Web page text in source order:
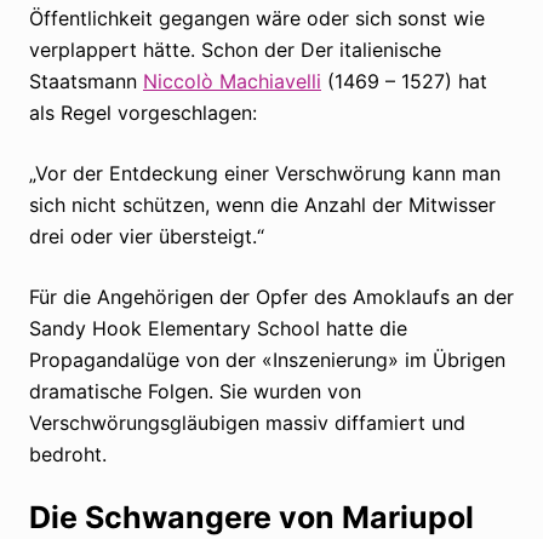
Öffentlichkeit gegangen wäre oder sich sonst wie
verplappert hätte. Schon der Der italienische
Staatsmann Niccolò Machiavelli (1469 – 1527) hat
als Regel vorgeschlagen:
„Vor der Entdeckung einer Verschwörung kann man
sich nicht schützen, wenn die Anzahl der Mitwisser
drei oder vier übersteigt.“
Für die Angehörigen der Opfer des Amoklaufs an der
Sandy Hook Elementary School hatte die
Propagandalüge von der «Inszenierung» im Übrigen
dramatische Folgen. Sie wurden von
Verschwörungsgläubigen massiv diffamiert und
bedroht.
Die Schwangere von Mariupol